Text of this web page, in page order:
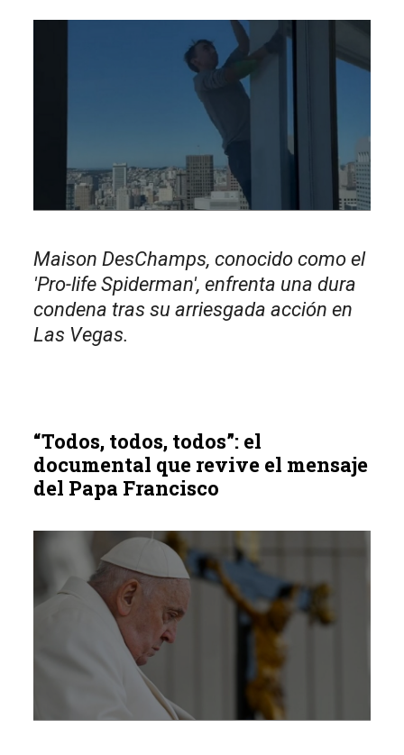
Maison DesChamps, conocido como el
'Pro-life Spiderman', enfrenta una dura
condena tras su arriesgada acción en
Las Vegas.
“Todos, todos, todos”: el
documental que revive el mensaje
del Papa Francisco